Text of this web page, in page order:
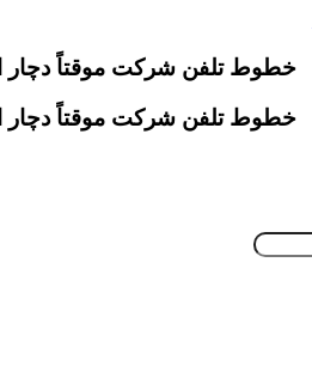
خطوط تلفن شرکت موقتاً دچار اختلال
خطوط تلفن شرکت موقتاً دچار اختلال